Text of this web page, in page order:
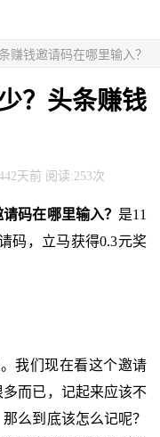
赚钱邀请码在哪里输入？
？头条赚钱
天前 阅读:253次
码在哪里输入？ 是11
码，立马获得0.3元奖
我们现在看这个邀请
而已，记起来应该不
么到底该怎么记呢？